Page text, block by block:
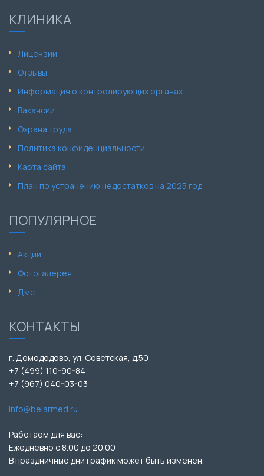
КЛИНИКА
Лицензии
Отзывы
Информация о контролирующих органах
Вакансии
Охрана труда
Политика конфиденциальности
Карта сайта
План по устранению недостатков на 2025 год
ПОПУЛЯРНОЕ
Акции
Фотогалерея
Дмс
КОНТАКТЫ
г. Домодедово, ул. Советская, д.50
+7 (499) 110-90-84
+7 (967) 040-03-03
info@belarmed.ru
Работаем для вас:
Ежедневно с 8.00 до 20.00
В праздничные дни график может быть изменен.